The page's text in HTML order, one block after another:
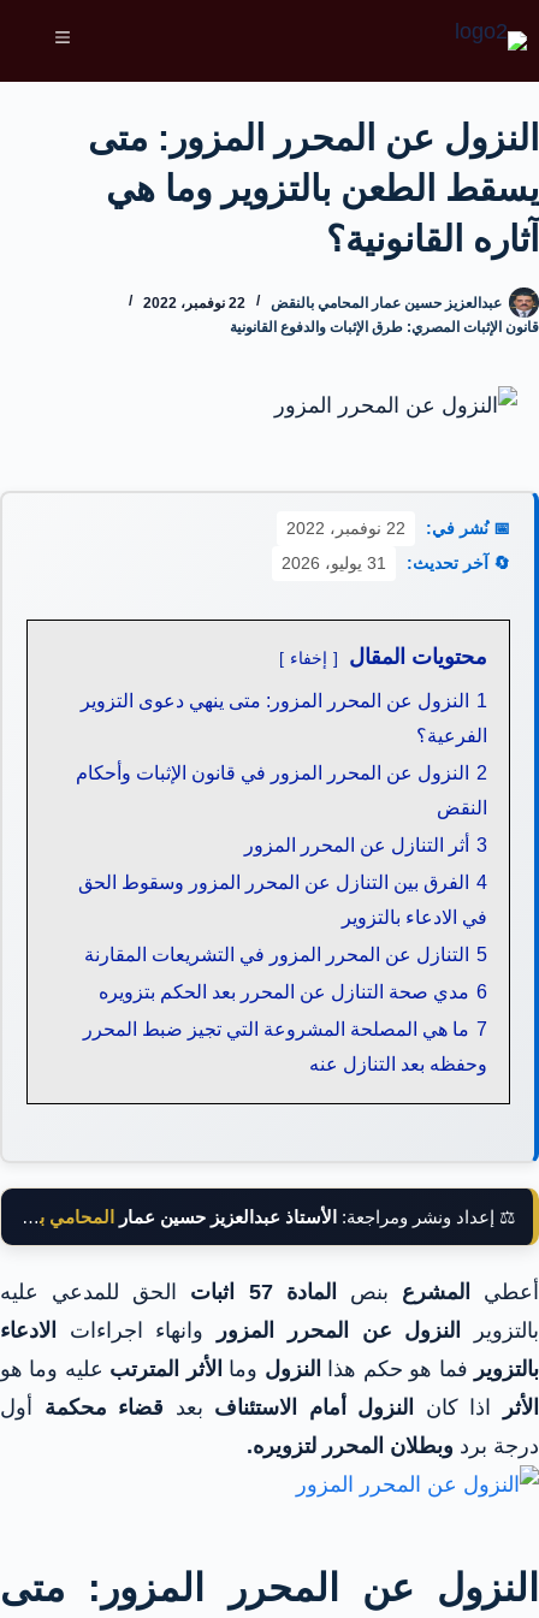
النزول عن المحرر المزور: متى
يسقط الطعن بالتزوير وما هي
آثاره القانونية؟
عبدالعزيز حسين عمار المحامي بالنقض
22 نوفمبر، 2022
قانون الإثبات المصري: طرق الإثبات والدفوع القانونية
📅 نُشر في:
22 نوفمبر، 2022
🔄 آخر تحديث:
31 يوليو، 2026
محتويات المقال إخفاء
1 النزول عن المحرر المزور: متى ينهي دعوى التزوير
الفرعية؟
2 النزول عن المحرر المزور في قانون الإثبات وأحكام
النقض
3 أثر التنازل عن المحرر المزور
4 الفرق بين التنازل عن المحرر المزور وسقوط الحق
في الادعاء بالتزوير
5 التنازل عن المحرر المزور في التشريعات المقارنة
6 مدي صحة التنازل عن المحرر بعد الحكم بتزويره
7 ما هي المصلحة المشروعة التي تجيز ضبط المحرر
وحفظه بعد التنازل عنه
⚖️ إعداد ونشر ومراجعة: الأستاذ عبدالعزيز حسين عمار المحامي بالنقض
أعطي المشرع بنص المادة 57 اثبات
الحق للمدعي عليه
بالتزوير
النزول عن المحرر المزور وانهاء اجراءات
الادعاء
بالتزوير فما هو حكم هذا النزول وما الأثر المترتب عليه وما هو
الأثر
اذا كان النزول أمام الاستئناف بعد قضاء محكمة أول
درجة برد وبطلان المحرر لتزويره.
النزول عن المحرر المزور: متى